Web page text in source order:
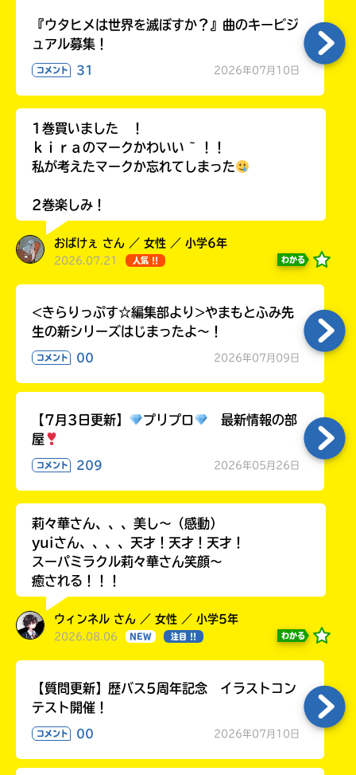
『ウタヒメは世界を滅ぼすか？』曲のキービジ
ュアル募集！
コメント 31 2026年07月10日
1巻買いました ！
ｋｉｒａのマークかわいい ~ ！！
私が考えたマークか忘れてしまった
2巻楽しみ！
おばけぇ さん ／ 女性 ／ 小学6年
2026.07.21 人気 !! わかる
<きらりっぷす☆編集部より>やまもとふみ先
生の新シリーズはじまったよ～！
コメント 00 2026年07月09日
【7月3日更新】 プリプロ
最新情報の部
屋
コメント 209 2026年05月26日
莉々華さん、、、美し〜（感動）
yuiさん、、、、天才！天才！天才！
スーパミラクル莉々華さん笑顔〜
癒される！！！
ウィンネル さん ／ 女性 ／ 小学5年
2026.08.06 NEW 注目 !! わかる
【質問更新】歴バス5周年記念 イラストコン
テスト開催！
コメント 00 2026年07月10日